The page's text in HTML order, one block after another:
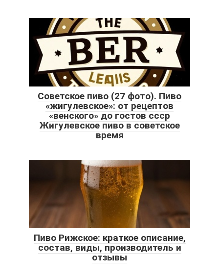
Советское пиво (27 фото). Пиво
«жигулевское»: от рецептов
«венского» до гостов ссср
Жигулевское пиво в советское
время
Пиво Рижское: краткое описание,
состав, виды, производитель и
отзывы